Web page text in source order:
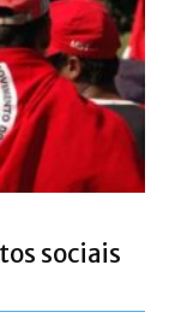
sociais